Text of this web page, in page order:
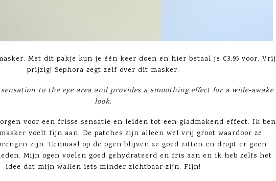
Met dit pakje kun je één keer doen en hier betaal je €3.95 voor. Vrij
prijzig! Sephora zegt zelf over dit masker:
to the eye area and provides a smoothing effect for a wide-awake
look.
voor een frisse sensatie en leiden tot een gladmakend effect. Ik ben
voelt fijn aan. De patches zijn alleen wel vrij groot waardoor ze
zijn. Eenmaal op de ogen blijven ze goed zitten en drupt er geen
Mijn ogen voelen goed gehydrateerd en fris aan en ik heb zelfs het
idee dat mijn wallen iets minder zichtbaar zijn. Fijn!